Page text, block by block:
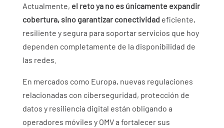
Actualmente, el reto ya no es únicamente expandir
cobertura, sino garantizar conectividad eficiente,
resiliente y segura para soportar servicios que hoy
dependen completamente de la disponibilidad de
las redes.
En mercados como Europa, nuevas regulaciones
relacionadas con ciberseguridad, protección de
datos y resiliencia digital están obligando a
operadores móviles y OMV a fortalecer sus